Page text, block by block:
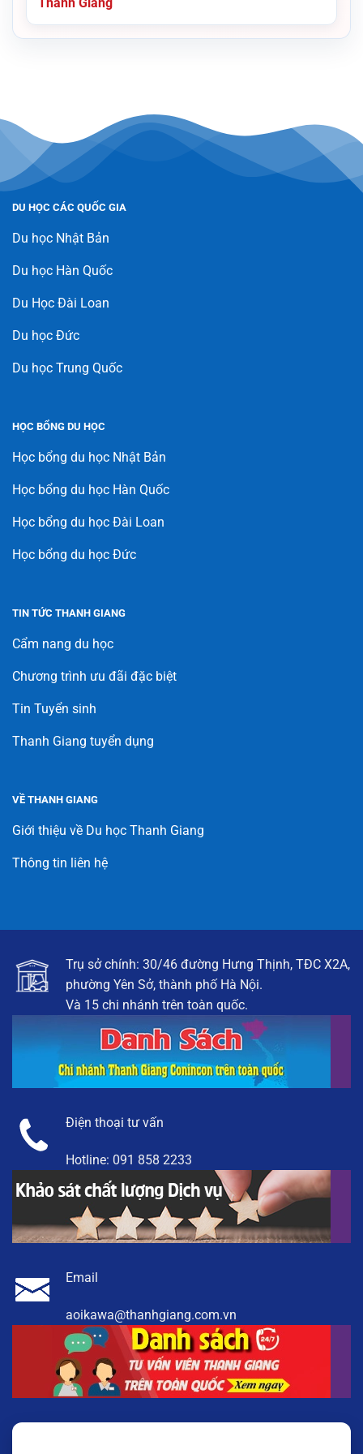
DU HỌC CÁC QUỐC GIA
Du học Nhật Bản
Du học Hàn Quốc
Du Học Đài Loan
Du học Đức
Du học Trung Quốc
HỌC BỔNG DU HỌC
Học bổng du học Nhật Bản
Học bổng du học Hàn Quốc
Học bổng du học Đài Loan
Học bổng du học Đức
TIN TỨC THANH GIANG
Cẩm nang du học
Chương trình ưu đãi đặc biệt
Tin Tuyển sinh
Thanh Giang tuyển dụng
VỀ THANH GIANG
Giới thiệu về Du học Thanh Giang
Thông tin liên hệ
Trụ sở chính: 30/46 đường Hưng Thịnh, TĐC X2A,
phường Yên Sở, thành phố Hà Nội.
Và 15 chi nhánh trên toàn quốc.
Điện thoại tư vấn
Hotline: 091 858 2233
Email
aoikawa@thanhgiang.com.vn